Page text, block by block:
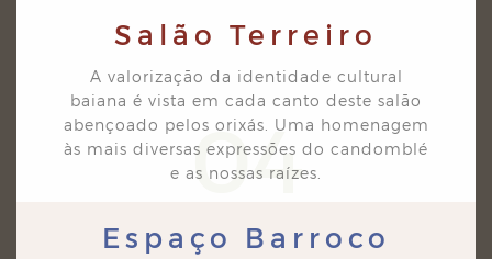
04
Salão Terreiro
A valorização da identidade cultural
baiana é vista em cada canto deste salão
abençoado pelos orixás. Uma homenagem
às mais diversas expressões do candomblé
e as nossas raízes.
Espaço Barroco